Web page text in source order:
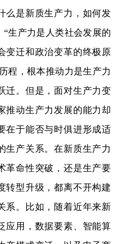
是新质生产力，如何发
生产力是人类社会发展的
变迁和政治变革的终极原
程，根本推动力是生产力
迁。但是，面对生产力变
推动生产力发展的能力却
在于能否与时俱进形成适
生产关系。在新质生产力
革命性突破，还是生产要
转型升级，都离不开构建
系。比如，随着近年来新
应用，数据要素、智能算